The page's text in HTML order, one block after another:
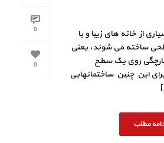
0
0
از خانه های زیبا و با
ساخته می شوند، یعنی
روی یک سطح
این چنین ساختمانهایی
مطلب